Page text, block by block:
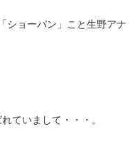
ショーパン」こと生野アナ
ていまして・・・。